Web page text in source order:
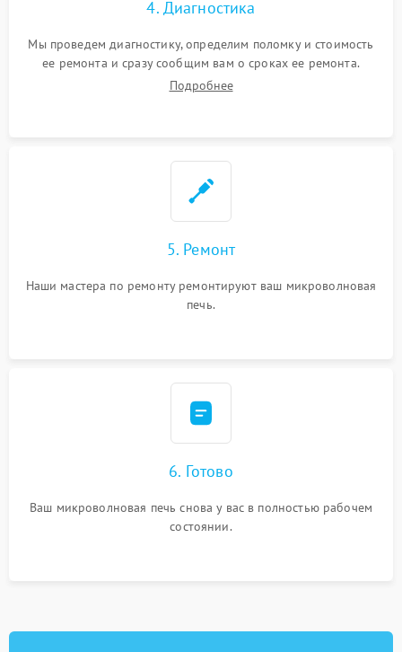
4. Диагностика
Мы проведем диагностику, определим поломку и стоимость
ее ремонта и сразу сообщим вам о сроках ее ремонта.
Подробнее
5. Ремонт
Наши мастера по ремонту ремонтируют ваш микроволновая
печь.
6. Готово
Ваш микроволновая печь снова у вас в полностью рабочем
состоянии.